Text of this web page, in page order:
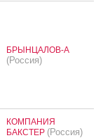
БРЫНЦАЛОВ-А
(Россия)
КОМПАНИЯ
БАКСТЕР (Россия)